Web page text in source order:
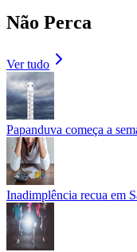
Não Perca
Ver tudo
Papanduva começa a
Inadimplência recua em